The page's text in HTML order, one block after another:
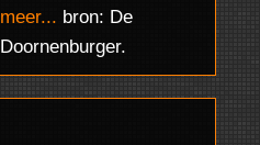
meer... bron: De
Doornenburger.